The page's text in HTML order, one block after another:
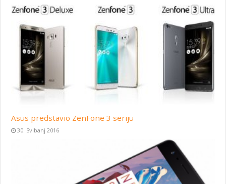
Asus predstavio ZenFone 3 seriju
30. Svibanj 2016